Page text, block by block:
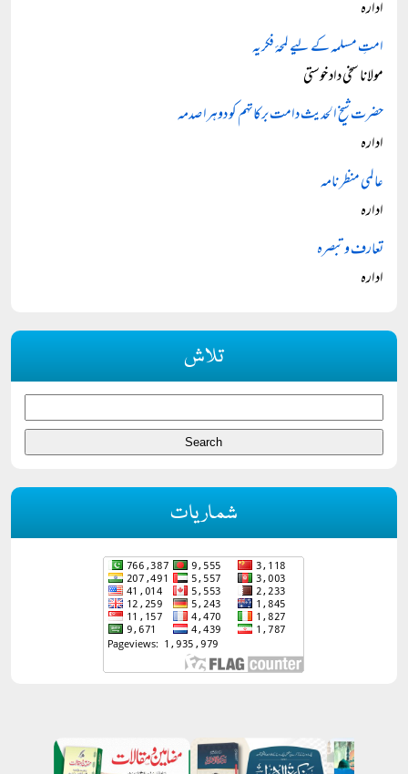
ادارہ
امتِ مسلمہ کے لیے لمحۂ فکریہ
مولانا سخی داد خوستی
حضرت شیخ الحدیث دامت برکاتہم کو دوہرا صدمہ
ادارہ
عالمی منظر نامہ
ادارہ
تعارف و تبصرہ
ادارہ
تلاش
شماریات